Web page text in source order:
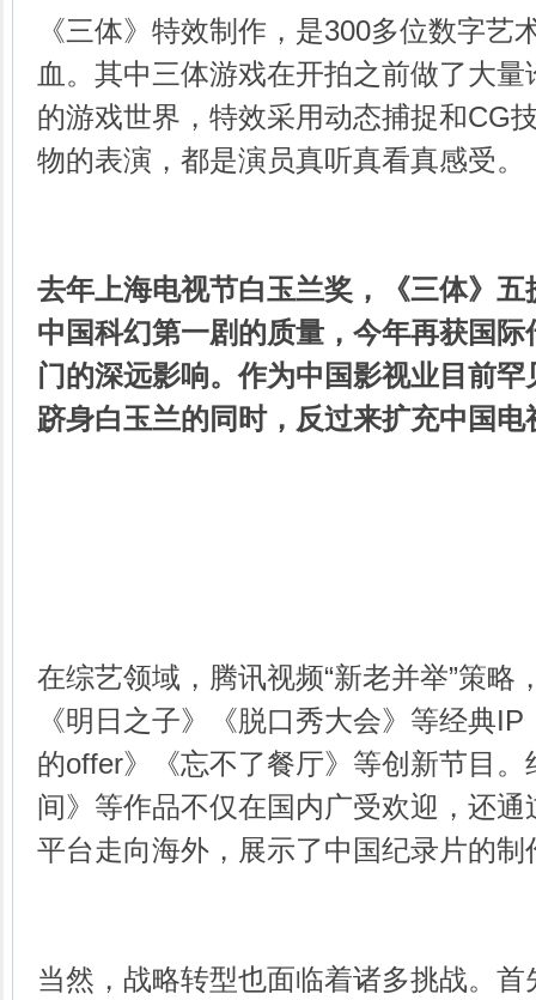
《三体》特效制作，是300多位数字艺
血。其中三体游戏在开拍之前做了大
的游戏世界，特效采用动态捕捉和CG
物的表演，都是演员真听真看真感受。
去年上海电视节白玉兰奖，《三体》
中国科幻第一剧的质量，今年再获国
门的深远影响。作为中国影视业目前
跻身白玉兰的同时，反过来扩充中国
在综艺领域，腾讯视频“新老并举”策略
《明日之子》《脱口秀大会》等经典
的offer》《忘不了餐厅》等创新节目
间》等作品不仅在国内广受欢迎，还
平台走向海外，展示了中国纪录片的制
当然，战略转型也面临着诸多挑战。